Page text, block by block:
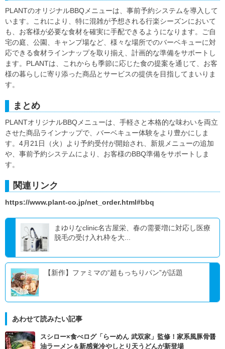
PLANTのオリジナルBBQメニューは、事前予約システムを導入して
います。これにより、特に混雑が予想される行楽シーズンにおいて
も、お客様が必要な食材を確実に手配できるようになります。ご自
宅の庭、公園、キャンプ場など、様々な場所でのバーベキューに対
応できる食材ラインナップを取り揃え、計画的な準備をサポートし
ます。PLANTは、これからも季節に応じた食の提案を通じて、お客
様の暮らしに寄り添った商品とサービスの提供を目指してまいりま
す。
まとめ
PLANTオリジナルBBQメニューは、手軽さと本格的な味わいを両立
させた商品ラインナップで、バーベキュー体験をより豊かにしま
す。4月21日（火）より予約受付が開始され、新規メニューの追加
や、事前予約システムにより、お客様のBBQ準備をサポートしま
す。
関連リンク
https://www.plant-co.jp/net_order.html#bbq
まゆりなclinic名古屋栄、春の需要増に対応し医療
脱毛の受け入れ枠を大...
【新作】ファミマの“超もっちりパン”が話題
あわせて読みたい記事
スシロー×食べログ「らーめん 武双家」監修！家系風豚骨醤
油ラーメン＆新感覚冷やしとり天うどんが新登場